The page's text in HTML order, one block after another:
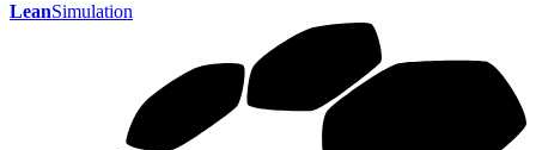
LeanSimulation